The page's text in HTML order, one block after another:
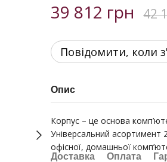
39 812 грн 42
Повідомити, коли
Опис
Корпус – це основа
Універсальний асортимент
офісної, домашньої
Доставка Оплата